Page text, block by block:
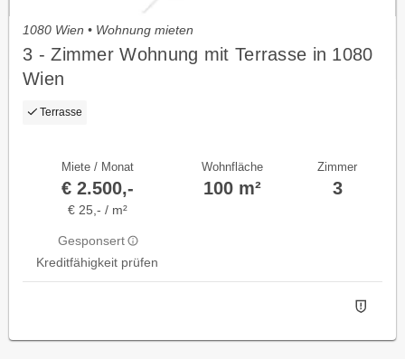
1080 Wien • Wohnung mieten
3 - Zimmer Wohnung mit Terrasse in 1080
Wien
Terrasse
Miete / Monat
€ 2.500,-
€ 25,- / m²
Gesponsert
Kreditfähigkeit prüfen
Wohnfläche
100 m²
Zimmer
3